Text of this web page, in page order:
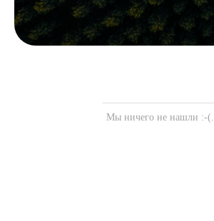
Мы ничего не нашли :-(.